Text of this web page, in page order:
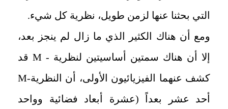
التي بحثنا عنها لزمن طويل، نظرية كل شيء.
ومع أن هناك الكثير الذي ما زال لم ينجز بعد،
إلا أن هناك سمتين أساسيتين لنظرية - M قد
كشف عنهما الفيزيائيون الأولى، أن النظرية-M
أحد عشر بعداً (عشرة أبعاد فضائية وواحد